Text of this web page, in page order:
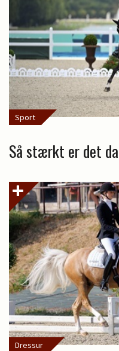
Sport
Så stærkt er det
Dressur